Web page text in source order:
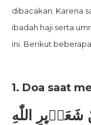
dibacakan. Karena
ibadah haji serta
ini. Berikut
1. Doa saat
شَعَاۤىِٕرِ اللّٰهِ